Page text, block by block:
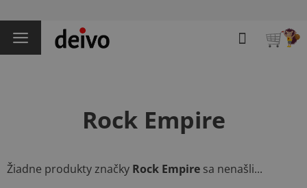
na
obsah
Hľadať
Rock Empire
Žiadne produkty značky Rock Empire sa nenašli...